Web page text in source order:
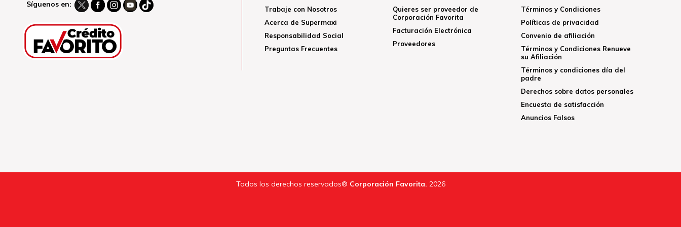
Síguenos en:
Trabaje con Nosotros
Acerca de Supermaxi
Responsabilidad Social
Preguntas Frecuentes
Quieres ser proveedor de
Corporación Favorita
Facturación Electrónica
Proveedores
Términos y Condiciones
Políticas de privacidad
Convenio de afiliación
Términos y Condiciones Renueve
su Afiliación
Términos y condiciones día del
padre
Derechos sobre datos personales
Encuesta de satisfacción
Anuncios Falsos
Todos los derechos reservados® Corporación Favorita. 2026